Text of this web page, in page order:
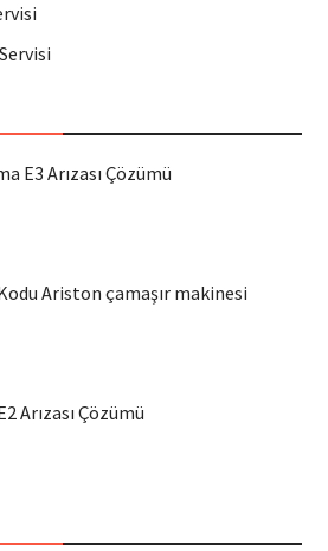
E3 Arızası Çözümü
Ariston çamaşır makinesi
Arızası Çözümü